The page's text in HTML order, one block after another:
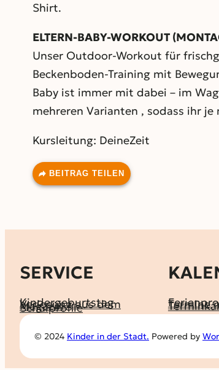
Shirt.
ELTERN-BABY-WORKOUT
Unser Outdoor‑Workout für
Beckenboden‑Training mit
Baby ist immer mit dabei – im
mehreren Varianten , sodass ihr
Kursleitung: DeineZeit
BEITRAG TEILEN
SERVICE
Kindergeburtstag
Verlosung aus dem
Magazin
Schulprofile Termine
© 2024 Kinder in der Stadt. Powered by